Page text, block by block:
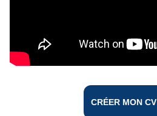
CRÉER MON CV